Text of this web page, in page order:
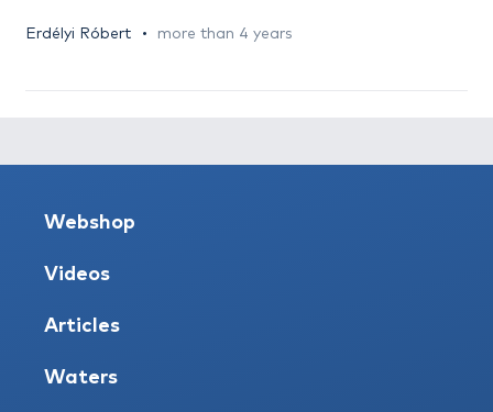
Erdélyi Róbert more than 4 years
Webshop
Videos
Articles
Waters